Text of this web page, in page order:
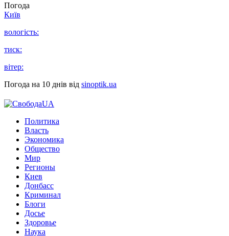
Погода
Київ
вологість:
тиск:
вітер:
Погода на 10 днів від sinoptik.ua
Политика
Власть
Экономика
Общество
Мир
Регионы
Киев
Донбасс
Криминал
Блоги
Досье
Здоровье
Наука